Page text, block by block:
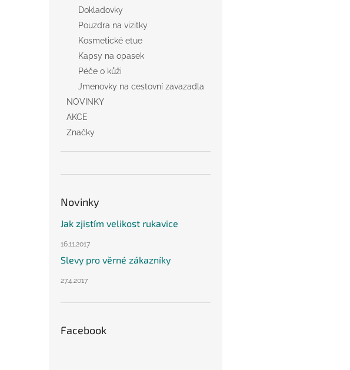
Dokladovky
Pouzdra na vizitky
Kosmetické etue
Kapsy na opasek
Péče o kůži
Jmenovky na cestovní zavazadla
NOVINKY
AKCE
Značky
Novinky
Jak zjistím velikost rukavice
16.11.2017
Slevy pro věrné zákazníky
27.4.2017
Facebook